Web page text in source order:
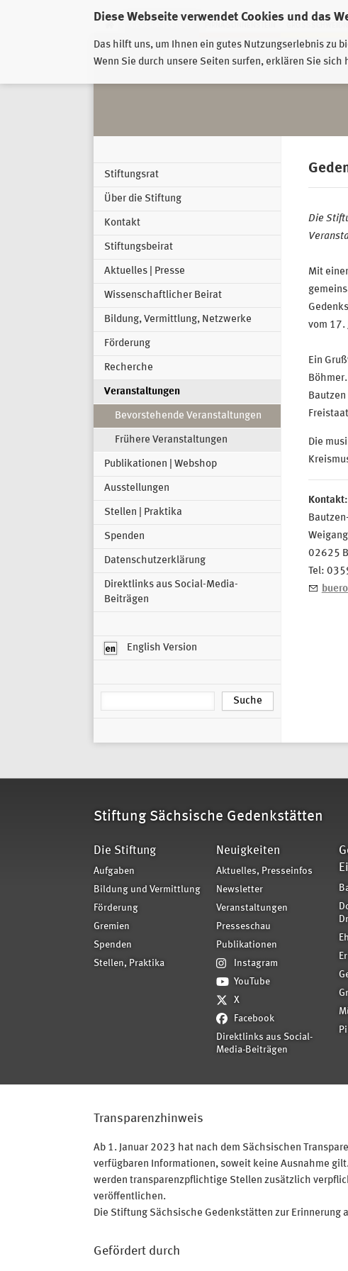
Diese Webseite verwendet Cookies und das
Das hilft uns, um Ihnen ein gutes Nutzungserlebnis zu
Wenn Sie durch unsere Seiten surfen, erklären Sie
Stiftungsrat
Über die Stiftung
Kontakt
Stiftungsbeirat
Aktuelles | Presse
Wissenschaftlicher Beirat
Bildung, Vermittlung, Netzwerke
Förderung
Recherche
Veranstaltungen
Bevorstehende Veranstaltungen
Frühere Veranstaltungen
Publikationen | Webshop
Ausstellungen
Stellen | Praktika
Spenden
Datenschutzerklärung
Direktlinks aus Social-Media-
Beiträgen
English Version
Die
Mit
vom 17.
Ein
Die
Kontakt:
02625
Tel:
Stiftung Sächsische Gedenkstätten
Die Stiftung
Aufgaben
Bildung und Vermittlung
Förderung
Gremien
Spenden
Stellen, Praktika
Neuigkeiten
Aktuelles, Presseinfos
Newsletter
Veranstaltungen
Presseschau
Publikationen
Instagram
YouTube
X
Facebook
Direktlinks aus Social-
Media-Beiträgen
Transparenzhinweis
Ab 1. Januar 2023 hat nach dem Sächsischen
verfügbaren Informationen, soweit keine Ausnahme
werden transparenzpflichtige Stellen zusätzlich
veröffentlichen.
Die Stiftung Sächsische Gedenkstätten zur
Gefördert durch